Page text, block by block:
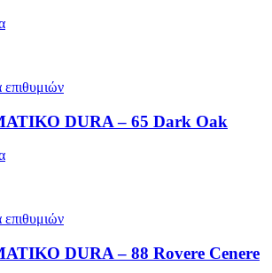
DURA – 65 Dark Oak
DURA – 88 Rovere Cenere